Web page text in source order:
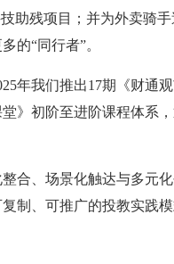
技助残项目；并为外卖骑
的“同行者”。
年我们推出17期《财通
》初阶至进阶课程体系
合、场景化触达与多元
制、可推广的投教实践